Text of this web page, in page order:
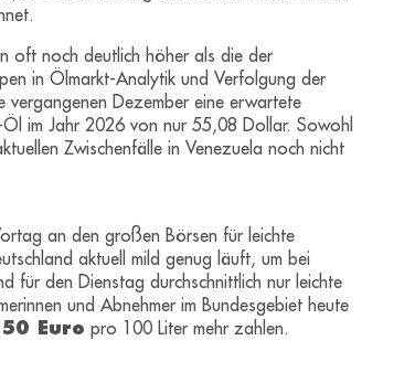
oft noch deutlich höher als die der
in Ölmarkt-Analytik und Verfolgung der
vergangenen Dezember eine erwartete
im Jahr 2026 von nur 55,08 Dollar. Sowohl
Zwischenfälle in Venezuela noch nicht
an den großen Börsen für leichte
aktuell mild genug läuft, um bei
für den Dienstag durchschnittlich nur leichte
und Abnehmer im Bundesgebiet heute
Euro pro 100 Liter mehr zahlen.